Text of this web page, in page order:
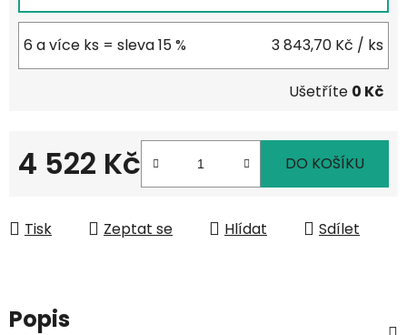
6 a více ks = sleva 15 % 3 843,70 Kč / ks
Ušetříte 0 Kč
4 522 Kč DO KOŠÍKU
Tisk Zeptat se Hlídat Sdílet
Popis